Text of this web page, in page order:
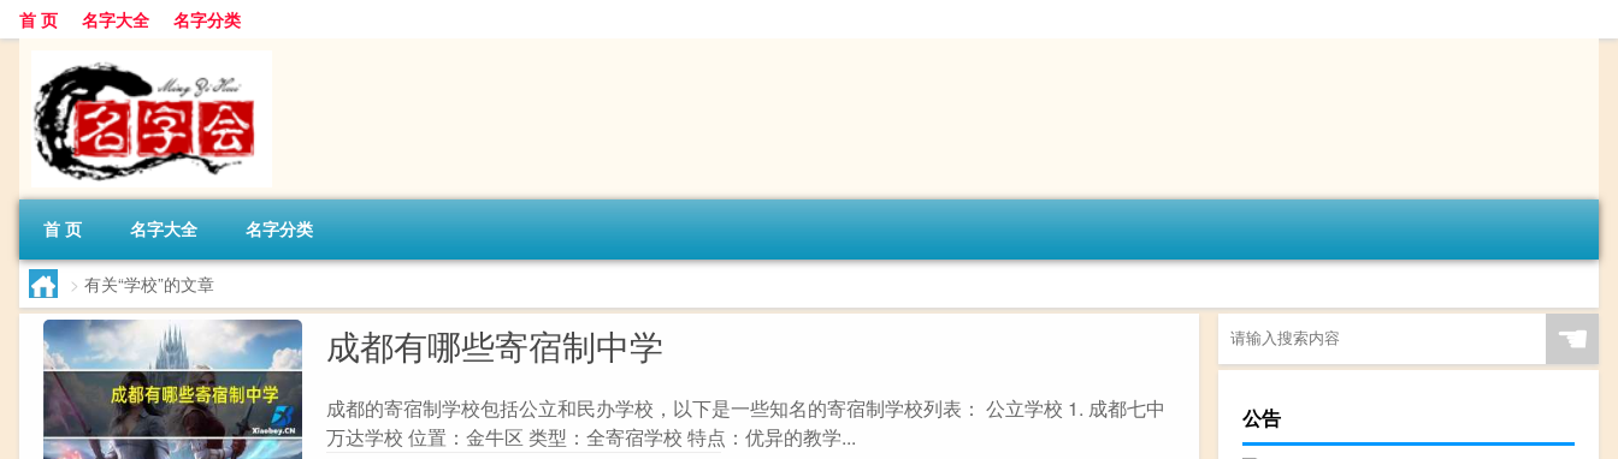
首 页 名字大全 名字分类
首 页 名字大全 名字分类
> 有关“学校”的文章
成都有哪些寄宿制中学
成都的寄宿制学校包括公立和民办学校，以下是一些知名的寄宿制学校列表： 公立学校 1. 成都七中
万达学校 位置：金牛区 类型：全寄宿学校 特点：优异的教学...
☚
公告